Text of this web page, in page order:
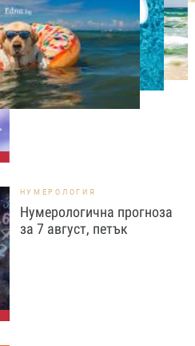
АСТРОЛОГИЯ
Дневен хороскоп за 7
август, петък
НУМЕРОЛОГИЯ
Нумерологична прогноза
за 7 август, петък